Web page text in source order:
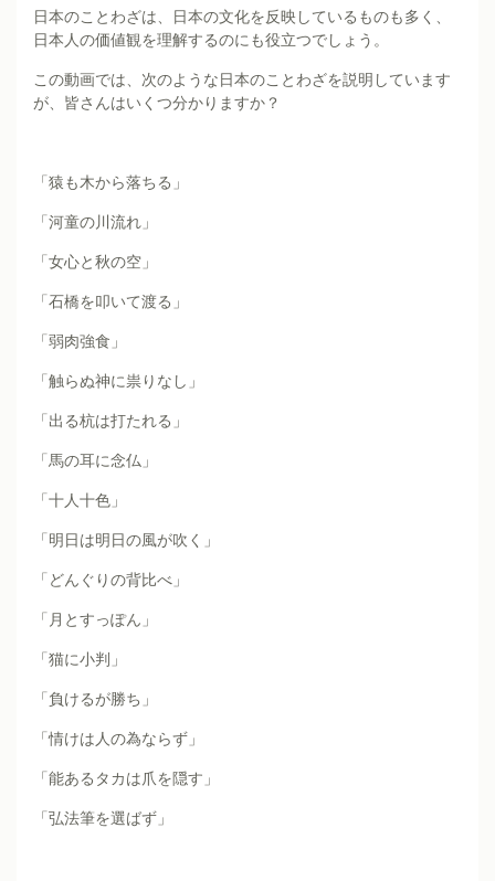
日本のことわざは、日本の文化を反映しているものも多く、
日本人の価値観を理解するのにも役立つでしょう。
この動画では、次のような日本のことわざを説明しています
が、皆さんはいくつ分かりますか？
「猿も木から落ちる」
「河童の川流れ」
「女心と秋の空」
「石橋を叩いて渡る」
「弱肉強食」
「触らぬ神に祟りなし」
「出る杭は打たれる」
「馬の耳に念仏」
「十人十色」
「明日は明日の風が吹く」
「どんぐりの背比べ」
「月とすっぽん」
「猫に小判」
「負けるが勝ち」
「情けは人の為ならず」
「能あるタカは爪を隠す」
「弘法筆を選ばず」